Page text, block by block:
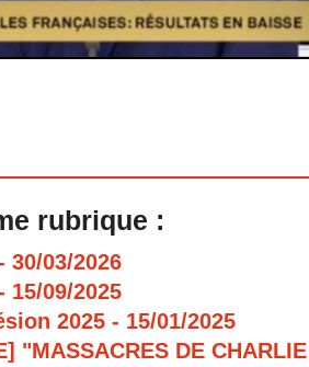
rubrique :
30/03/2026
15/09/2025
2025 - 15/01/2025
"MASSACRES DE